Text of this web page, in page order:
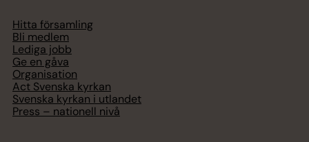
Hitta församling
Bli medlem
Lediga jobb
Ge en gåva
Organisation
Act Svenska kyrkan
Svenska kyrkan i utlandet
Press – nationell nivå